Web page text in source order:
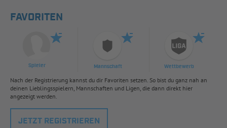
FAVORITEN
Spieler Mannschaft Wettbewerb
Nach der Registrierung kannst du dir Favoriten setzen. So bist du ganz nah an
deinen Lieblingsspielern, Mannschaften und Ligen, die dann direkt hier
angezeigt werden.
JETZT REGISTRIEREN